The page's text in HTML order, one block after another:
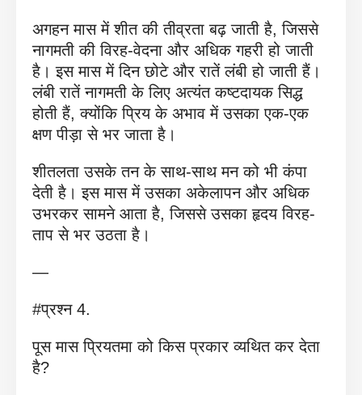
अगहन मास में शीत की तीव्रता बढ़ जाती है, जिससे
नागमती की विरह-वेदना और अधिक गहरी हो जाती
है। इस मास में दिन छोटे और रातें लंबी हो जाती हैं।
लंबी रातें नागमती के लिए अत्यंत कष्टदायक सिद्ध
होती हैं, क्योंकि प्रिय के अभाव में उसका एक-एक
क्षण पीड़ा से भर जाता है।
शीतलता उसके तन के साथ-साथ मन को भी कंपा
देती है। इस मास में उसका अकेलापन और अधिक
उभरकर सामने आता है, जिससे उसका हृदय विरह-
ताप से भर उठता है।
—
#प्रश्न 4.
पूस मास प्रियतमा को किस प्रकार व्यथित कर देता
है?